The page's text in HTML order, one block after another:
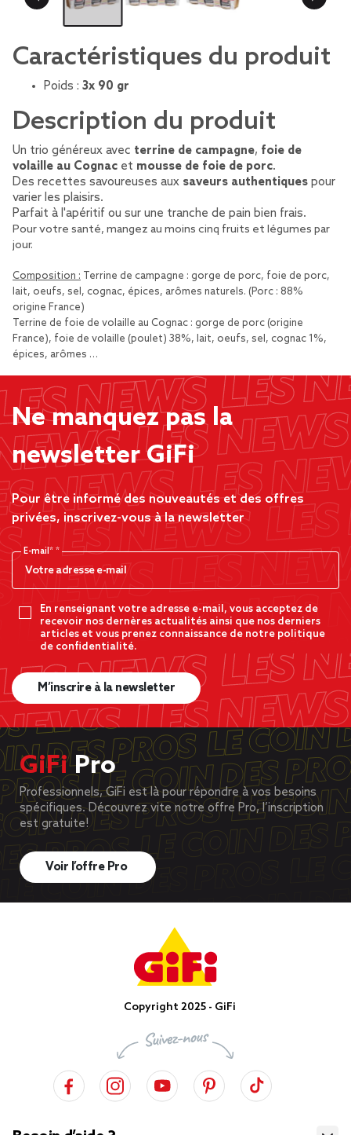
Caractéristiques du produit
Poids : 3x 90 gr
Description du produit
Un trio généreux avec terrine de campagne, foie de
volaille au Cognac et mousse de foie de porc.
Des recettes savoureuses aux saveurs authentiques pour
varier les plaisirs.
Parfait à l'apéritif ou sur une tranche de pain bien frais.
Pour votre santé, mangez au moins cinq fruits et légumes par
jour.
Composition : Terrine de campagne : gorge de porc, foie de porc,
lait, oeufs, sel, cognac, épices, arômes naturels. (Porc : 88%
origine France)
Terrine de foie de volaille au Cognac : gorge de porc (origine
France), foie de volaille (poulet) 38%, lait, oeufs, sel, cognac 1%,
épices, arômes …
Ne manquez pas la
newsletter GiFi
Pour être informé des nouveautés et des offres
privées, inscrivez-vous à la newsletter
E-mail*
En renseignant votre adresse e-mail, vous acceptez de
recevoir nos dernères actualités ainsi que nos derniers
articles et vous prenez connaissance de notre politique
de confidentialité.
M’inscrire à la newsletter
GiFiPro
Professionnels, GiFi est là pour répondre à vos besoins
spécifiques. Découvrez vite notre offre Pro, l’inscription
est gratuite!
Voir l’offre Pro
Copyright 2025 - GiFi